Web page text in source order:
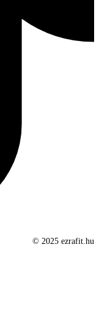
© 2025 ezrafit.hu